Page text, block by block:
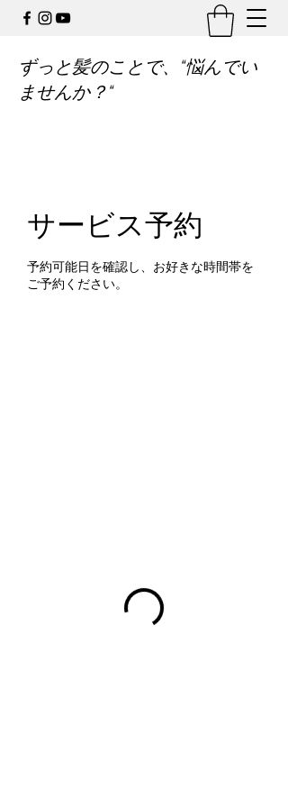
ずっと髪のことで、“悩んでい
ませんか？“
サービス予約
予約可能日を確認し、お好きな時間帯を
ご予約ください。